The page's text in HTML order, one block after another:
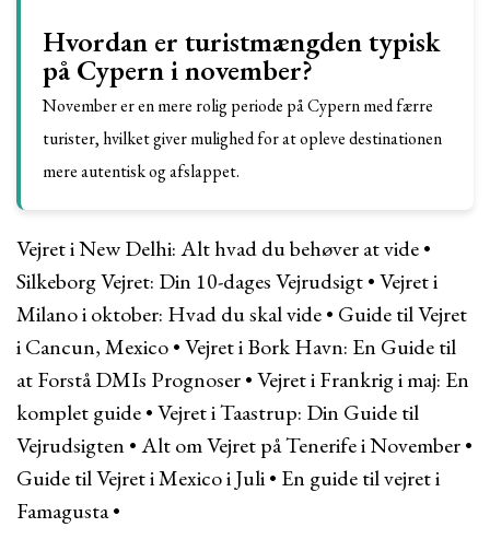
Hvordan er turistmængden typisk
på Cypern i november?
November er en mere rolig periode på Cypern med færre
turister, hvilket giver mulighed for at opleve destinationen
mere autentisk og afslappet.
Vejret i New Delhi: Alt hvad du behøver at vide•
Silkeborg Vejret: Din 10-dages Vejrudsigt•Vejret i
Milano i oktober: Hvad du skal vide• Guide til Vejret
i Cancun, Mexico•Vejret i Bork Havn: En Guide til
at Forstå DMIs Prognoser•Vejret i Frankrig i maj: En
komplet guide•Vejret i Taastrup: Din Guide til
Vejrudsigten •Alt om Vejret på Tenerife i November•
Guide til Vejret i Mexico i Juli• En guide til vejret i
Famagusta•